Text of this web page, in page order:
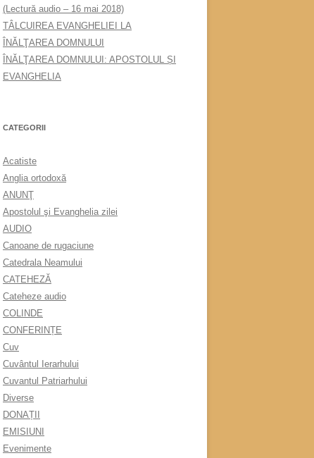
(Lectură audio – 16 mai 2018)
TÂLCUIREA EVANGHELIEI LA
ÎNĂLŢAREA DOMNULUI
ÎNĂLŢAREA DOMNULUI: APOSTOLUL ȘI
EVANGHELIA
CATEGORII
Acatiste
Anglia ortodoxă
ANUNŢ
Apostolul şi Evanghelia zilei
AUDIO
Canoane de rugaciune
Catedrala Neamului
CATEHEZĂ
Cateheze audio
COLINDE
CONFERINȚE
Cuv
Cuvântul Ierarhului
Cuvantul Patriarhului
Diverse
DONAȚII
EMISIUNI
Evenimente